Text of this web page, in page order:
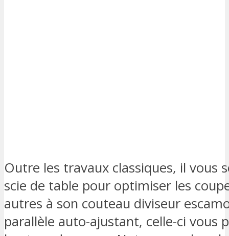
Outre les travaux classiques, il vous
scie de table pour optimiser les
autres à son couteau diviseur
parallèle auto-ajustant, celle-ci vous